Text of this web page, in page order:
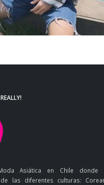
Asiática en Chile donde
las diferentes culturas: